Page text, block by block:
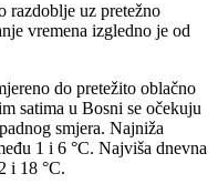
razdoblje uz pretežno
vremena izgledno je od
do pretežito oblačno
satima u Bosni se očekuju
smjera. Najniža
1 i 6 °C. Najviša dnevna
i 18 °C.